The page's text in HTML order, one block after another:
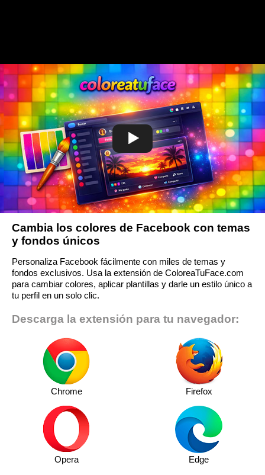
Cambia los colores de Facebook con temas
y fondos únicos
Personaliza Facebook fácilmente con miles de temas y
fondos exclusivos. Usa la extensión de ColoreaTuFace.com
para cambiar colores, aplicar plantillas y darle un estilo único a
tu perfil en un solo clic.
Descarga la extensión para tu navegador:
Chrome Firefox
Opera Edge